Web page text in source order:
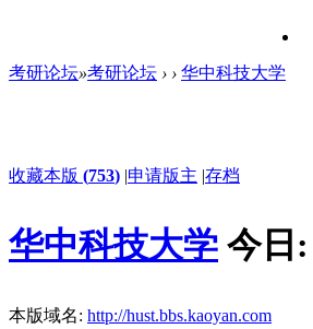
考研论坛»考研论坛 › › 华中科技大学
收藏本版 (753) |申请版主 |存档
华中科技大学 今日:
本版域名: http://hust.bbs.kaoyan.com